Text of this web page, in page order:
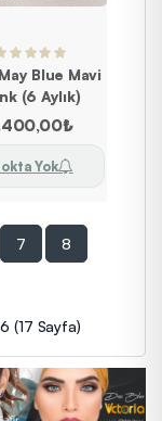
Blue Mavi
(6 Aylık)
Yok
7 8
(17 Sayfa)